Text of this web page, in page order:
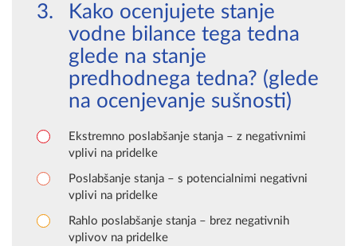
Kako ocenjujete stanje
vodne bilance tega tedna
glede na stanje
predhodnega tedna? (glede
na ocenjevanje sušnosti)
Ekstremno poslabšanje stanja – z negativnimi
vplivi na pridelke
Poslabšanje stanja – s potencialnimi negativni
vplivi na pridelke
Rahlo poslabšanje stanja – brez negativnih
vplivov na pridelke